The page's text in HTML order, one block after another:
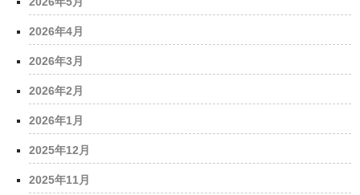
2026年4月
2026年3月
2026年2月
2026年1月
2025年12月
2025年11月